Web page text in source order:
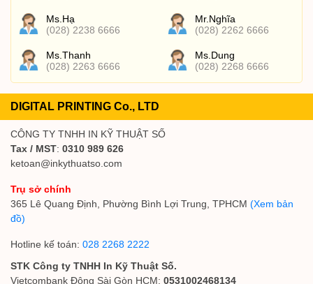
Ms.Hạ
(028) 2238 6666
Mr.Nghĩa
(028) 2262 6666
Ms.Thanh
(028) 2263 6666
Ms.Dung
(028) 2268 6666
DIGITAL PRINTING Co., LTD
CÔNG TY TNHH IN KỸ THUẬT SỐ
Tax / MST: 0310 989 626
ketoan@inkythuatso.com
Trụ sở chính
365 Lê Quang Định, Phường Bình Lợi Trung, TPHCM (Xem bản
đồ)
Hotline kế toán: 028 2268 2222
STK Công ty TNHH In Kỹ Thuật Số.
Vietcombank Đông Sài Gòn HCM: 0531002468134